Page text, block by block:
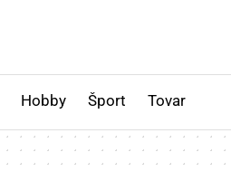
Hobby Šport Tovar